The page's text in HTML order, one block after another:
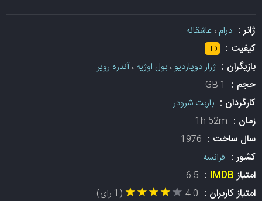
ژانر :درام ، عاشقانه
کیفیت : HD
بازیگران :ژرار دوپاردیو ،بول اوژیه ،آندره رویر
حجم : 1 GB
کارگردان :باربت شرودر
زمان : 1h 52m
سال ساخت : 1976
کشور : فرانسه
امتیازIMDB
:
6.5
امتیاز کاربران : 4.0
★★★★★
★★★★★ (1 رای)